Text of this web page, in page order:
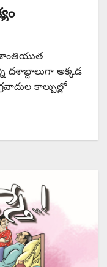
శాంతియుత
దశాబ్దాలుగా అక్కడ
కాల్పుల్లో